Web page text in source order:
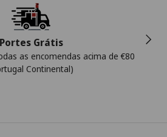
Portes Grátis
as encomendas acima de €80
Continental)